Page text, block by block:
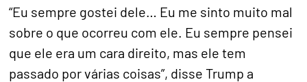
“Eu sempre gostei dele… Eu me sinto muito mal
sobre o que ocorreu com ele. Eu sempre pensei
que ele era um cara direito, mas ele tem
passado por várias coisas”, disse Trump a